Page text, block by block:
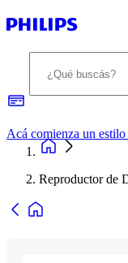
Reproductor de